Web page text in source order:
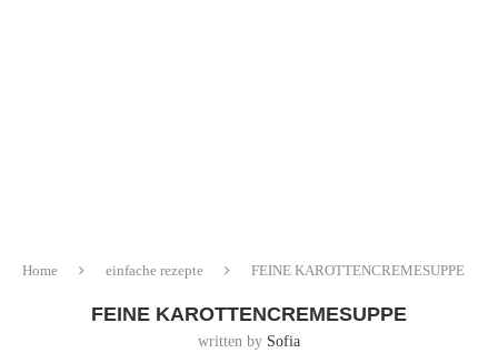
Home einfache rezepte FEINE KAROTTENCREMESUPPE
FEINE KAROTTENCREMESUPPE
written by Sofia